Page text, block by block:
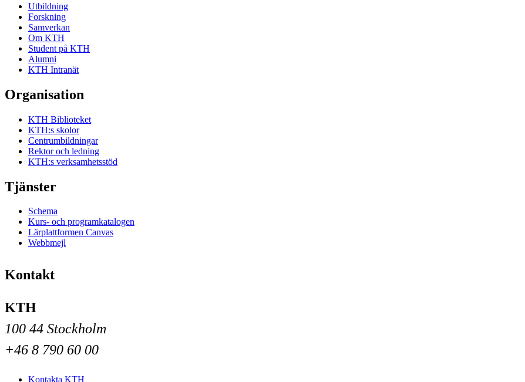
Utbildning
Forskning
Samverkan
Om KTH
Student på KTH
Alumni
KTH Intranät
Organisation
KTH Biblioteket
KTH:s skolor
Centrumbildningar
Rektor och ledning
KTH:s verksamhetsstöd
Tjänster
Schema
Kurs- och programkatalogen
Lärplattformen Canvas
Webbmejl
Kontakt
KTH
100 44 Stockholm
+46 8 790 60 00
Kontakta KTH